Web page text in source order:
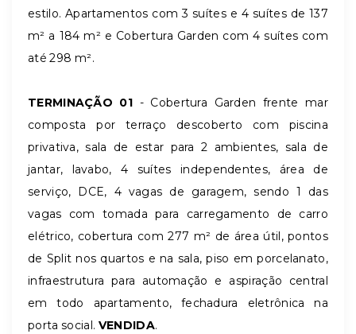
estilo. Apartamentos com 3 suítes e 4 suítes de 137
m² a 184 m² e Cobertura Garden com 4 suítes com
até 298 m².
TERMINAÇÃO 01 - Cobertura Garden frente mar
composta por terraço descoberto com piscina
privativa, sala de estar para 2 ambientes, sala de
jantar, lavabo, 4 suítes independentes, área de
serviço, DCE, 4 vagas de garagem,sendo 1 das
vagas com tomada para carregamento de carro
elétrico, cobertura com 277 m² de área útil, pontos
de Split nos quartos e na sala, piso em porcelanato,
infraestrutura para automação e aspiração central
em todo apartamento, fechadura eletrônica na
porta social. VENDIDA.